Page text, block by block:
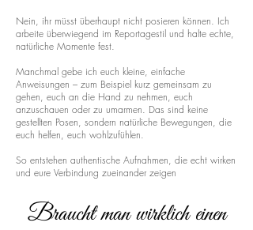
Nein, ihr müsst überhaupt nicht posieren können. Ich
arbeite überwiegend im Reportagestil und halte echte,
natürliche Momente fest.
Manchmal gebe ich euch kleine, einfache
Anweisungen – zum Beispiel kurz gemeinsam zu
gehen, euch an die Hand zu nehmen, euch
anzuschauen oder zu umarmen. Das sind keine
gestellten Posen, sondern natürliche Bewegungen, die
euch helfen, euch wohlzufühlen.
So entstehen authentische Aufnahmen, die echt wirken
und eure Verbindung zueinander zeigen
Braucht man wirklich einen